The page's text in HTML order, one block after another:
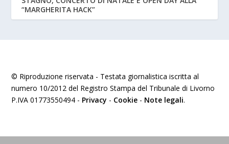
“MARGHERITA HACK”
© Riproduzione riservata - Testata giornalistica iscritta al
numero 10/2012 del Registro Stampa del Tribunale di Livorno
P.IVA 01773550494 - Privacy - Cookie - Note legali.